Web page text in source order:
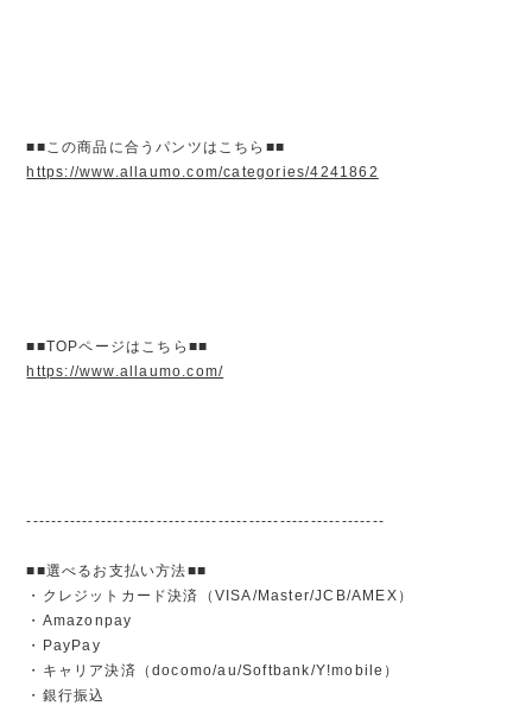
■■この商品に合うパンツはこちら■■
https://www.allaumo.com/categories/4241862
■■TOPページはこちら■■
https://www.allaumo.com/
----------------------------------------------------------
■■選べるお支払い方法■■
・クレジットカード決済（VISA/Master/JCB/AMEX）
・Amazonpay
・PayPay
・キャリア決済（docomo/au/Softbank/Y!mobile）
・銀行振込